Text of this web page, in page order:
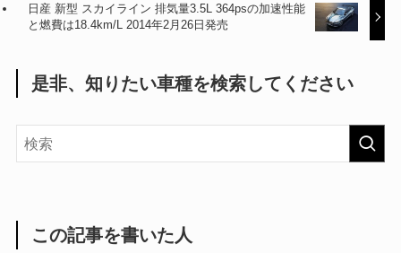
日産 新型 スカイライン 排気量3.5L 364psの加速性能
と燃費は18.4km/L 2014年2月26日発売
是非、知りたい車種を検索してください
この記事を書いた人